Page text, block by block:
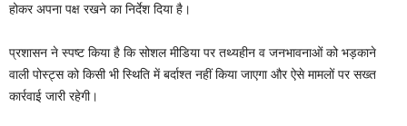
होकर अपना पक्ष रखने का निर्देश दिया है।
प्रशासन ने स्पष्ट किया है कि सोशल मीडिया पर तथ्यहीन व जनभावनाओं को भड़काने
वाली पोस्ट्स को किसी भी स्थिति में बर्दाश्त नहीं किया जाएगा और ऐसे मामलों पर सख्त
कार्रवाई जारी रहेगी।